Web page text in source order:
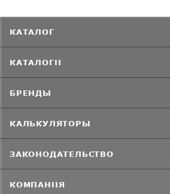
КАТАЛОГ
КАТАЛОГИ
БРЕНДЫ
КАЛЬКУЛЯТОРЫ
ЗАКОНОДАТЕЛЬСТВО
КОМПАНИЯ